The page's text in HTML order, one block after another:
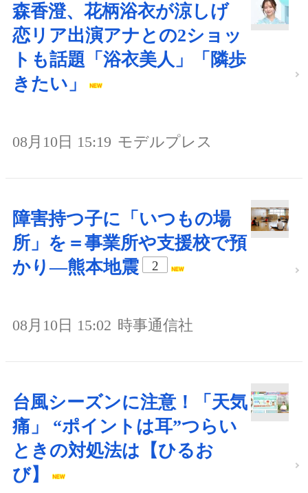
森香澄、花柄浴衣が涼しげ
恋リア出演アナとの2ショッ
トも話題「浴衣美人」「隣歩
きたい」
08月10日 15:19 モデルプレス
障害持つ子に「いつもの場
所」を＝事業所や支援校で預
かり―熊本地震
2
08月10日 15:02 時事通信社
台風シーズンに注意！「天気
痛」 “ポイントは耳”つらい
ときの対処法は【ひるお
び】